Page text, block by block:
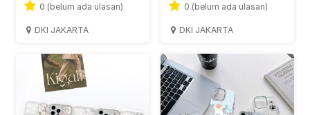
0 (belum ada ulasan)
DKI JAKARTA
0 (belum ada ulasan)
DKI JAKARTA